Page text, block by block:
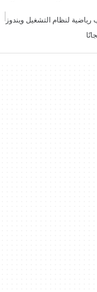
رياضية لنظام التشغيل ويندوز